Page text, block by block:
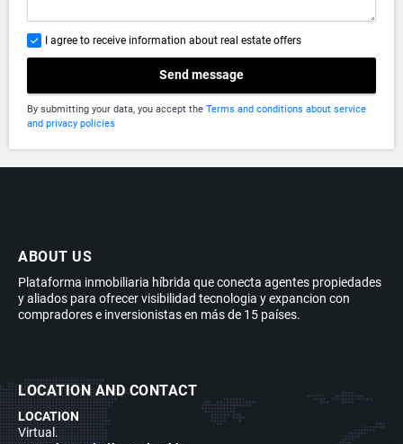
I agree to receive information about real estate offers
Send message
By submitting your data, you accept the Terms and conditions about service
and privacy policies
ABOUT US
Plataforma inmobiliaria híbrida que conecta agentes propiedades
y aliados para ofrecer visibilidad tecnologia y expancion con
compradores e inversionistas en más de 15 países.
LOCATION AND CONTACT
LOCATION
Virtual.